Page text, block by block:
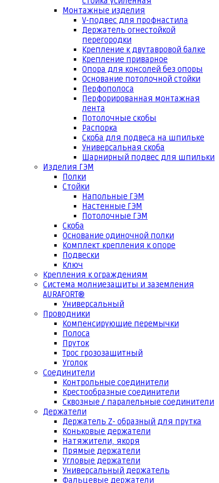
Монтажные изделия
V-подвес для профнастила
Держатель огнестойкой
перегородки
Крепление к двутавровой балке
Крепление приварное
Опора для консолей без опоры
Основание потолочной стойки
Перфополоса
Перфорированная монтажная
лента
Потолочные скобы
Распорка
Скоба для подвеса на шпильке
Универсальная скоба
Шарнирный подвес для шпильки
Изделия ГЭМ
Полки
Стойки
Напольные ГЭМ
Настенные ГЭМ
Потолочные ГЭМ
Скоба
Основание одиночной полки
Комплект крепления к опоре
Подвески
Ключ
Крепления к ограждениям
Система молниезащиты и заземления
AURAFORT®
Универсальный
Проводники
Компенсирующие перемычки
Полоса
Пруток
Трос грозозащитный
Уголок
Соединители
Контрольные соединители
Крестообразные соединители
Сквозные / паралельные соединители
Держатели
Держатель Z- образный для прутка
Коньковые держатели
Натяжители, якоря
Прямые держатели
Угловые держатели
Универсальный держатель
Фальцевые держатели